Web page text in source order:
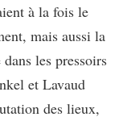
à la fois le
mais aussi la
les pressoirs
et Lavaud
des lieux,